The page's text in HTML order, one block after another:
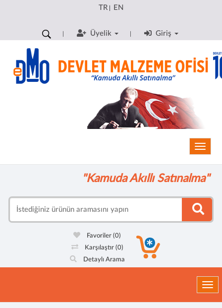
TR| EN
Üyelik Giriş
"Kamuda Akıllı Satınalma"
Favoriler(0)
Karşılaştır (0)
Detaylı Arama